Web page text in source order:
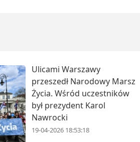
Ulicami Warszawy
przeszedł Narodowy Marsz
Życia. Wśród uczestników
był prezydent Karol
Nawrocki
19-04-2026 18:53:18